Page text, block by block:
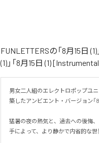
FUNLETTERSの「8月15日
(1)」「8月15日 (1)
男女二人組のエレクトロポップユ
築したアンビエント・バージョン「8
猛暑の夜の熱気と、過去への後悔
手によって、より静かで内省的な世